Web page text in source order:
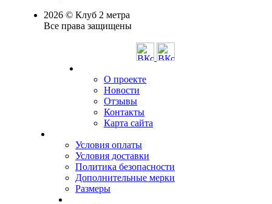
2026 © Клуб 2 метра
Все права защищены
О проекте
Новости
Отзывы
Контакты
Карта сайта
Условия оплаты
Условия доставки
Политика безопасности
Дополнительные мерки
Размеры